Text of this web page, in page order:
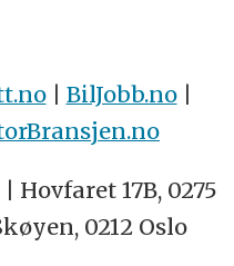
| BilJobb.no|
| Hovfaret 17B, 0275
0212 Oslo